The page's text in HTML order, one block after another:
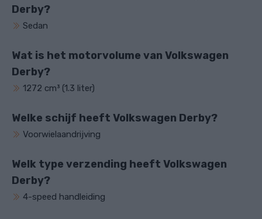
Derby?
Sedan
Wat is het motorvolume van Volkswagen
Derby?
1272 cm³ (1.3 liter)
Welke schijf heeft Volkswagen Derby?
Voorwielaandrijving
Welk type verzending heeft Volkswagen
Derby?
4-speed handleiding